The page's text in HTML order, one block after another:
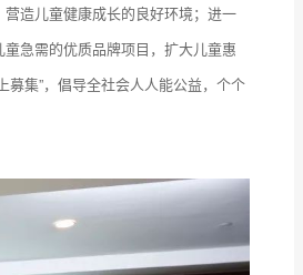
造儿童健康成长的良好环境；进一
急需的优质品牌项目，扩大儿童惠
集”，倡导全社会人人能公益，个个